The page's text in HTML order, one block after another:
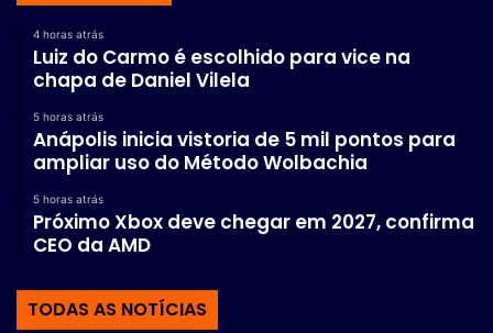
4 horas atrás
Luiz do Carmo é escolhido para vice na
chapa de Daniel Vilela
5 horas atrás
Anápolis inicia vistoria de 5 mil pontos para
ampliar uso do Método Wolbachia
5 horas atrás
Próximo Xbox deve chegar em 2027, confirma
CEO da AMD
TODAS AS NOTÍCIAS